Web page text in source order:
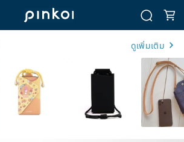
ดูเพิ่มเติม